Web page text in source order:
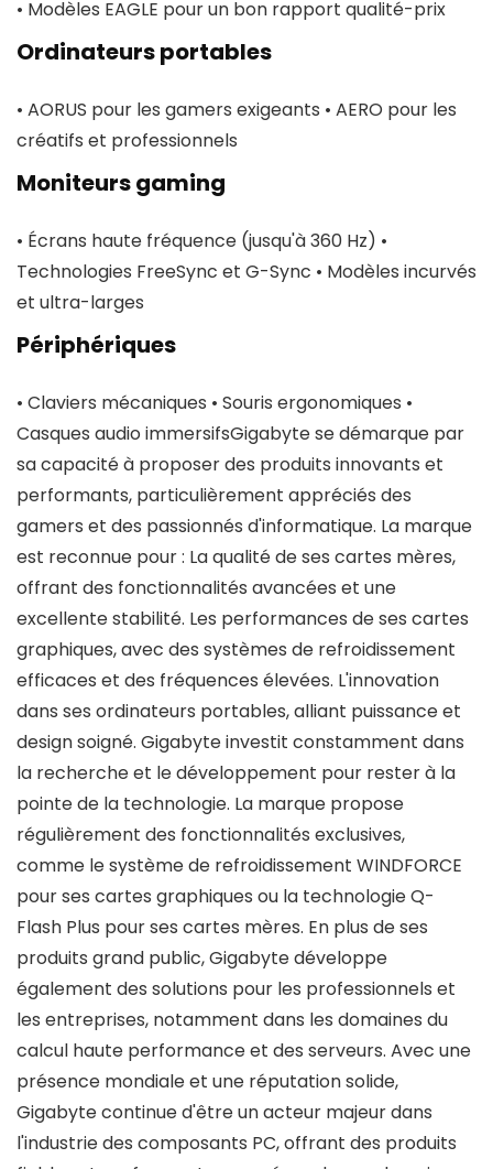
• Modèles EAGLE pour un bon rapport qualité-prix
Ordinateurs portables
• AORUS pour les gamers exigeants • AERO pour les
créatifs et professionnels
Moniteurs gaming
• Écrans haute fréquence (jusqu'à 360 Hz) •
Technologies FreeSync et G-Sync • Modèles incurvés
et ultra-larges
Périphériques
• Claviers mécaniques • Souris ergonomiques •
Casques audio immersifsGigabyte se démarque par
sa capacité à proposer des produits innovants et
performants, particulièrement appréciés des
gamers et des passionnés d'informatique. La marque
est reconnue pour : La qualité de ses cartes mères,
offrant des fonctionnalités avancées et une
excellente stabilité. Les performances de ses cartes
graphiques, avec des systèmes de refroidissement
efficaces et des fréquences élevées. L'innovation
dans ses ordinateurs portables, alliant puissance et
design soigné. Gigabyte investit constamment dans
la recherche et le développement pour rester à la
pointe de la technologie. La marque propose
régulièrement des fonctionnalités exclusives,
comme le système de refroidissement WINDFORCE
pour ses cartes graphiques ou la technologie Q-
Flash Plus pour ses cartes mères. En plus de ses
produits grand public, Gigabyte développe
également des solutions pour les professionnels et
les entreprises, notamment dans les domaines du
calcul haute performance et des serveurs. Avec une
présence mondiale et une réputation solide,
Gigabyte continue d'être un acteur majeur dans
l'industrie des composants PC, offrant des produits